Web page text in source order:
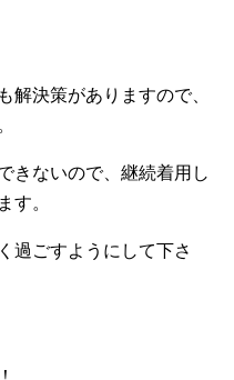
解決策がありますので、
きないので、継続着用し
す。
過ごすようにして下さ